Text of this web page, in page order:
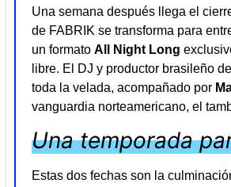
Una semana después llega el
de FABRIK se transforma para
un formato All Night Long
libre. El DJ y productor brasileño
toda la velada, acompañado por
vanguardia norteamericano, el
Una temporada
Estas dos fechas son la